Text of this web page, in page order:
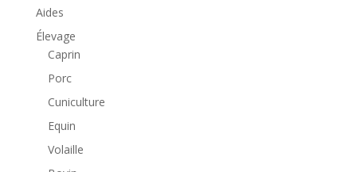
Aides
Élevage
Caprin
Porc
Cuniculture
Equin
Volaille